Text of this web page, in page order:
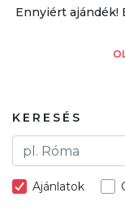
Ennyiért ajándék!
KERESÉS
Ajánlatok